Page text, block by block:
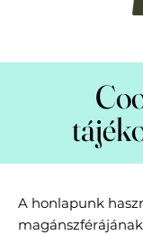
A honlapunk